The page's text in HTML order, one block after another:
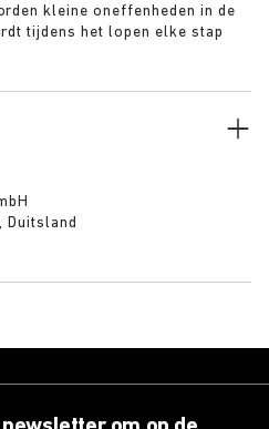
kleine oneffenheden in de
tijdens het lopen elke stap
Duitsland